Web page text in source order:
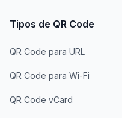
Tipos de QR Code
QR Code para URL
QR Code para Wi-Fi
QR Code vCard